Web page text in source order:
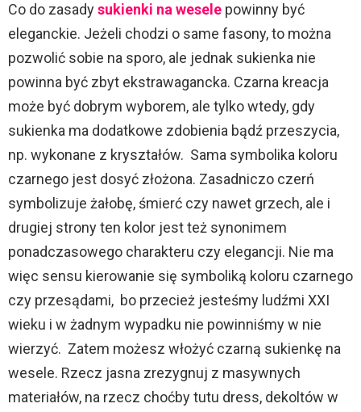
Co do zasadysukienki na wesele powinny być
eleganckie. Jeżeli chodzi o same fasony, to można
pozwolić sobie na sporo, ale jednak sukienka nie
powinna być zbyt ekstrawagancka. Czarna kreacja
może być dobrym wyborem, ale tylko wtedy, gdy
sukienka ma dodatkowe zdobienia bądź przeszycia,
np. wykonane z kryształów. Sama symbolika koloru
czarnego jest dosyć złożona. Zasadniczo czerń
symbolizuje żałobę, śmierć czy nawet grzech, ale i
drugiej strony ten kolor jest też synonimem
ponadczasowego charakteru czy elegancji. Nie ma
więc sensu kierowanie się symboliką koloru czarnego
czy przesądami, bo przecież jesteśmy ludźmi XXI
wieku i w żadnym wypadku nie powinniśmy w nie
wierzyć. Zatem możesz włożyć czarną sukienkę na
wesele. Rzecz jasna zrezygnuj z masywnych
materiałów, na rzecz choćby tutu dress, dekoltów w